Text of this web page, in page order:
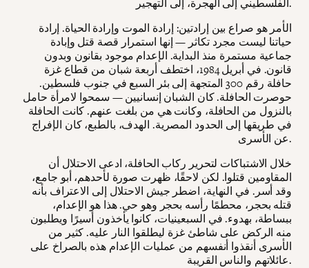
الفلسطيني إلى الهجرة، إلى التهجير.
الأمر هو صراع بين إرادتين: إرادة الموت وإرادة الحياة. إرادة
حياتنا ليست مجرد تكاثر — إنها استمرار قصة قتل وإبادة
جماعية مستمرة منذ البداية. الإعدام موجود بقانون وبدون
قانون. في أبريل 1984، اختطف أربعة شبان من قطاع غزة
حافلة رقم 300 المتجهة إلى بئر السبع في جنوب فلسطين.
حوصرت الحافلة. كان الشبان إنسانيين — سمحوا لامرأة حامل
بالنزول من الحافلة، وكانت هي من بلغت عنهم. كانت الحافلة
في طريقها إلى الحدود المصرية. الهدف، بالطبع، كان الإفراج
عن الأسرى.
خلال الاشتباكات لتحرير ركاب الحافلة، ادعى الاحتلال أن
المقاومين قتلوا. لكن لاحقًا، ظهرت صورة لأحدهم، أبو جامع،
وقد أسر. في النهاية، اضطر جيش الاحتلال إلى الاعتراف بأنه
قتله بحجر، محطمًا رأسه بحجر وهو حي. هذا هو الإعدام،
ببساطة، بهدوء. في السبعينيات، كانوا يأخذون أسيرًا ويطلبون
منه الركض على شاطئ غزة ليطلقوا النار عليه. كثير من
الأسرى أنقذوا أنفسهم من عمليات الإعدام هذه بالصراخ على
عائلاتهم والناس القريبة.